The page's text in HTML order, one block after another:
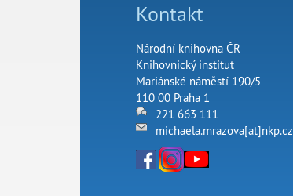
Kontakt
Národní knihovna ČR
Knihovnický institut
Mariánské náměstí 190/5
110 00 Praha 1
221 663 111
michaela.mrazova[at]nkp.cz